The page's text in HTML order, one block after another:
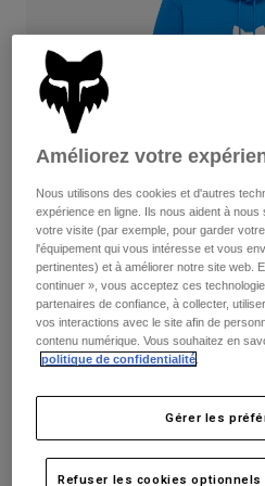
Pantalons
Shorts
Vestes
Gants
Protections
Masques
Chaussettes
Accessoires
Pantalons
Gants
Protections
Masques
Chaussettes
Sacs et accessoires
Pièces de rechange
Chemises
Voir tout
Femme
T-shirts et tops
Sweats et Pulls
Vestes
Pantalons
Chemises
Enfants
Masques
Chaussettes
Voir tout
Moto
Casques
Maillots
Pantalons
Bottes
Protections
Masques
Avis
Sweat à capuche
Price reduced from
84,99 €to50,99 €
Améliorez votre
Nous utilisons des cookies et d'autres
expérience en ligne. Ils nous aident à
votre visite (par exemple, pour garder
l'équipement qui vous intéresse et vous
pertinentes) et à améliorer notre site web.
continuer », vous acceptez ces
partenaires de confiance, à collecter,
vos interactions avec le site afin de
contenu numérique. Vous souhaitez en
politique de confidentialité
Gérer les
Refuser les cookies optionnels